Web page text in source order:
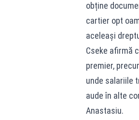
obține
cartier opt
aceleași
Cseke afirmă
premier,
unde salariile
aude în alte
Anastasiu.